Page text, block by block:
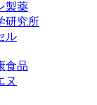
製薬
研究所
ル
食品
ヌ